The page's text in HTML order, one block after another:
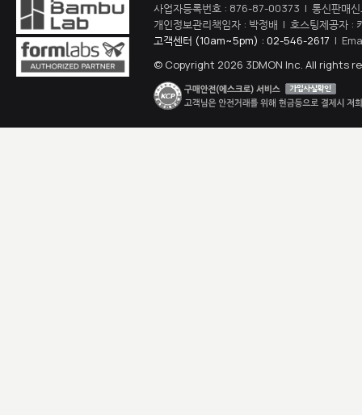
사업자등록번호 : 876-87-00373 | 통신판매
개인정보관리책임자 : 박정배 | 호스팅제공자 :
고객센터 (10am~5pm) : 02-546-2617 |
© Copyright 2026 3DMON Inc. All rights